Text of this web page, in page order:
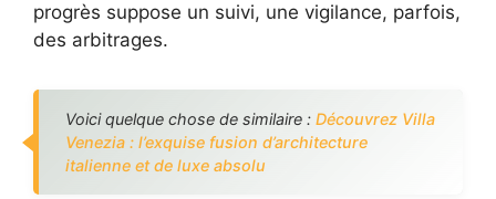
progrès suppose un suivi, une vigilance, parfois,
des arbitrages.
Voici quelque chose de similaire : Découvrez Villa
Venezia : l’exquise fusion d’architecture
italienne et de luxe absolu